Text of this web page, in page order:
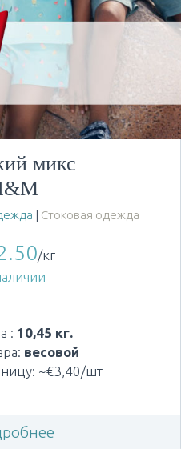
микс
| Стоковая одежда
/кг
: 10,45 кг.
весовой
~€3,40/шт